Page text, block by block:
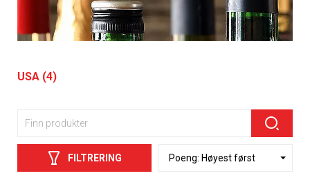
USA (4)
FILTRERING